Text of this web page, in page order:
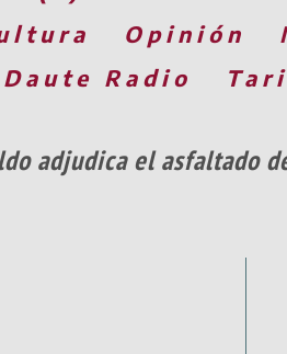
Opinión
Radio
adjudica el asfaltado